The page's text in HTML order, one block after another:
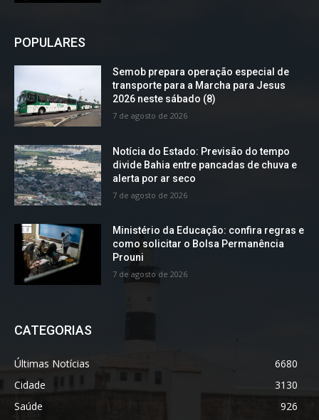
POPULARES
Semob prepara operação especial de
transporte para a Marcha para Jesus
2026 neste sábado (8)
7 de agosto de 2026
Notícia do Estado: Previsão do tempo
divide Bahia entre pancadas de chuva e
alerta por ar seco
7 de agosto de 2026
Ministério da Educação: confira regras e
como solicitar o Bolsa Permanência
Prouni
7 de agosto de 2026
CATEGORIAS
Últimas Notícias
6680
Cidade
3130
Saúde
926